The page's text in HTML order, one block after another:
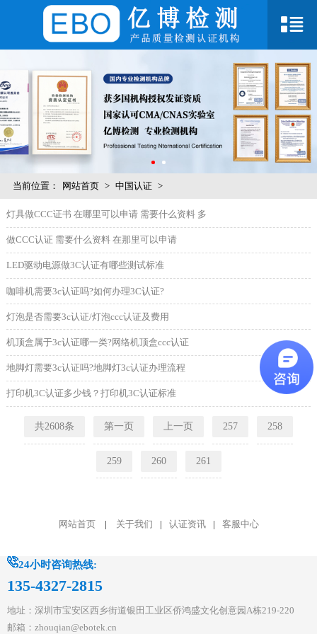
当前位置： 网站首页 > 中国认证 >
灯具做CCC证书 在哪里可以申请 需要什么资料 多
做CCC认证 需要什么资料 在那里可以申请
LED驱动电源做3C认证有哪些测试标准
咖啡机需要3c认证吗?如何办理3C认证?
灯泡是否需要3c认证/灯泡ccc认证及费用
机顶盒属于3c认证哪一类?网络机顶盒ccc认证
地脚灯需要3c认证吗?地脚灯3c认证办理流程
打印机3C认证多少钱？打印机3C认证标准
共2608条 第一页 上一页 257 258
259 260 261
网站首页 | 关于我们 | 认证资讯 | 客服中心
24小时咨询热线:
135-4327-2815
地址：深圳市宝安区西乡街道银田工业区侨鸿盛文化创意园A栋219-220
邮箱：zhouqian@ebotek.cn